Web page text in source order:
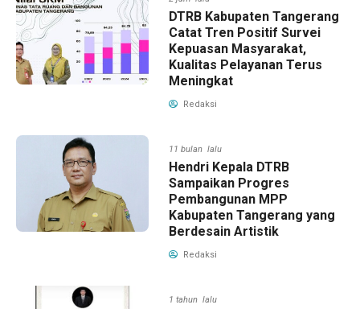
DTRB Kabupaten Tangerang
Catat Tren Positif Survei
Kepuasan Masyarakat,
Kualitas Pelayanan Terus
Meningkat
Redaksi
11 bulan lalu
Hendri Kepala DTRB
Sampaikan Progres
Pembangunan MPP
Kabupaten Tangerang yang
Berdesain Artistik
Redaksi
1 tahun lalu